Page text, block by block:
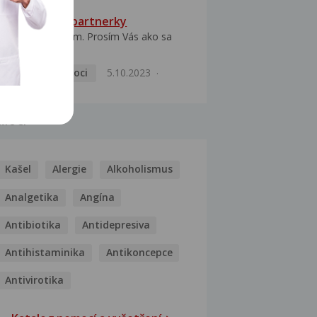
HPV typ 52 u partnerky
Dobrý deň prajem. Prosím Vás ako sa
Pohlavní nemoci
5.10.2023
Kašel Alergie Alkoholismus
Analgetika Angína
Antibiotika Antidepresiva
Antihistaminika Antikoncepce
Antivirotika